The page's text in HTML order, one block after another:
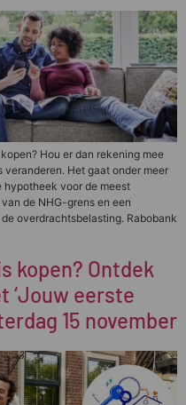
Hou er dan rekening mee
Het gaat onder meer
hypotheek voor de meest
de NHG-grens en een
overdrachtsbelasting. Rabobank
kopen? Ontdek
‘Jouw eerste
15 november